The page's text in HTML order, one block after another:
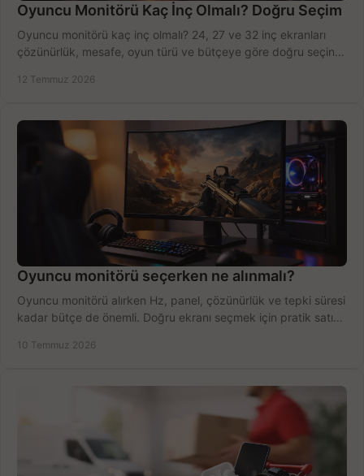
Oyuncu Monitörü Kaç İnç Olmalı? Doğru Seçim
Oyuncu monitörü kaç inç olmalı? 24, 27 ve 32 inç ekranları
çözünürlük, mesafe, oyun türü ve bütçeye göre doğru seçin,
12 Temmuz 2026
Oyuncu monitörü seçerken ne alınmalı?
Oyuncu monitörü alırken Hz, panel, çözünürlük ve tepki süresi
kadar bütçe de önemli. Doğru ekranı seçmek için pratik satın
10 Temmuz 2026